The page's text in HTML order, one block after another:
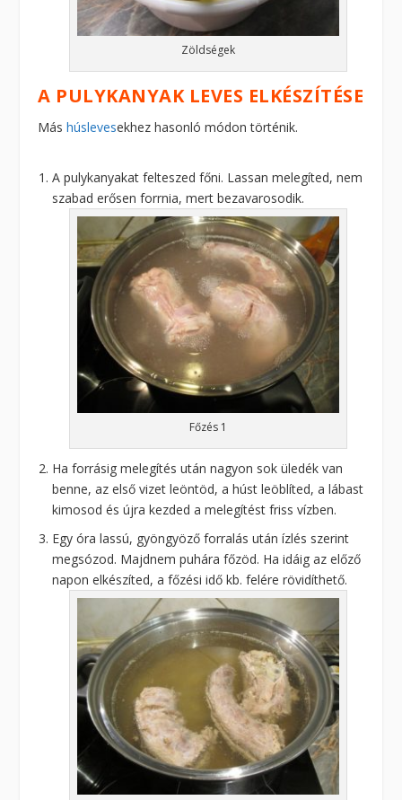
Zöldségek
A PULYKANYAK LEVES ELKÉSZÍTÉSE
Máshúslevesekhez hasonló módon történik.
A pulykanyakat felteszed főni. Lassan melegíted, nem
szabad erősen forrnia, mert bezavarosodik.
Főzés 1
Ha forrásig melegítés után nagyon sok üledék van
benne, az első vizet leöntöd, a húst leöblíted, a lábast
kimosod és újra kezded a melegítést friss vízben.
Egy óra lassú, gyöngyöző forralás után ízlés szerint
megsózod. Majdnem puhára főzöd. Ha idáig az előző
napon elkészíted, a főzési idő kb. felére rövidíthető.